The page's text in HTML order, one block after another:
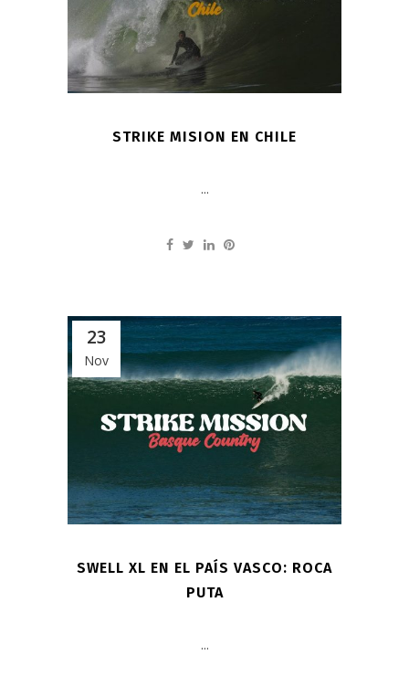
STRIKE MISION EN CHILE
...
23
Nov
SWELL XL EN EL PAÍS VASCO: ROCA
PUTA
...